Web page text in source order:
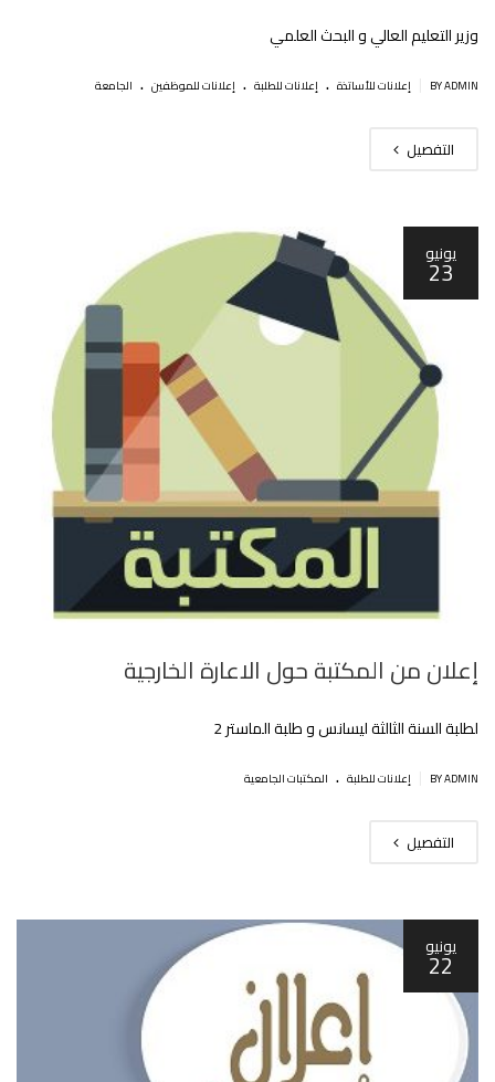
وزير التعليم العالي و البحث العلمي
BY ADMIN إعلانات للأساتذة . إعلانات للطلبة . إعلانات للموظفين . الجامعة
التفصيل
يونيو
23
إعلان من المكتبة حول الاعارة الخارجية
لطلبة السنة الثالثة ليسانس و طلبة الماستر 2
BY ADMIN إعلانات للطلبة . المكتبات الجامعية
التفصيل
يونيو
22